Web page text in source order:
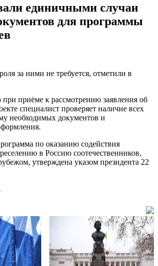
единичными случаи
для программы
за ними не требуется, отметили в
приёме к рассмотрению заявления об
специалист проверяет наличие всех
необходимых документов и
по оказанию содействия
в Россию соотечественников,
утверждена указом президента 22